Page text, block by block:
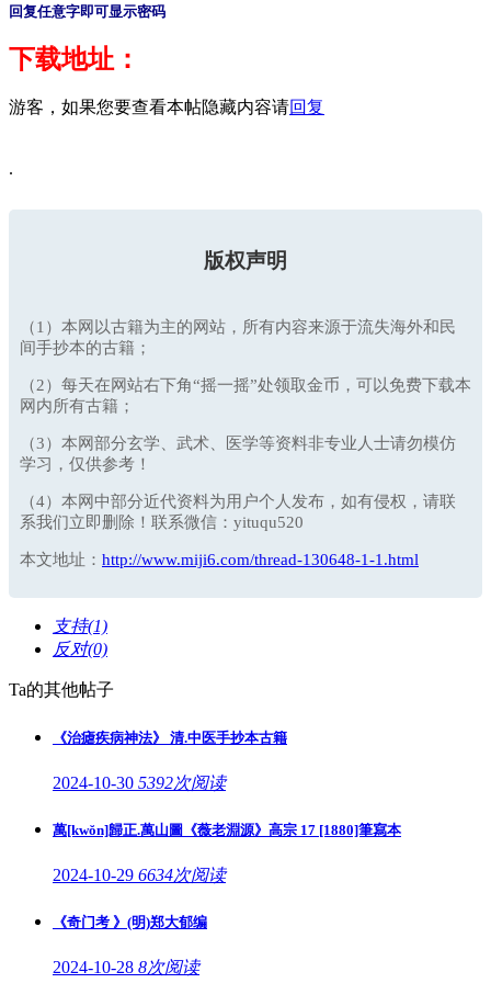
回复任意字即可显示密码
下载地址：
游客，如果您要查看本帖隐藏内容请回复
.
版权声明
（1）本网以古籍为主的网站，所有内容来源于流失海外和民
间手抄本的古籍；
（2）每天在网站右下角“摇一摇”处领取金币，可以免费下载本
网内所有古籍；
（3）本网部分玄学、武术、医学等资料非专业人士请勿模仿
学习，仅供参考！
（4）本网中部分近代资料为用户个人发布，如有侵权，请联
系我们立即删除！联系微信：yituqu520
本文地址： http://www.miji6.com/thread-130648-1-1.html
支持(1)
反对(0)
Ta的其他帖子
《治瘧疾病神法》 清.中医手抄本古籍
2024-10-30 5392次阅读
萬[kwŏn]歸正.萬山圖《薇老淵源》高宗 17 [1880]筆寫本
2024-10-29 6634次阅读
《奇门考 》(明)郑大郁编
2024-10-28 8次阅读